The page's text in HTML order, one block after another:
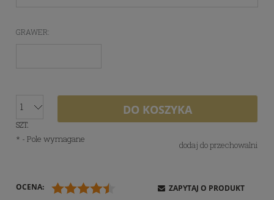
GRAWER:
SZT.
DO KOSZYKA
dodaj do przechowalni
* - Pole wymagane
OCENA: ZAPYTAJ O PRODUKT